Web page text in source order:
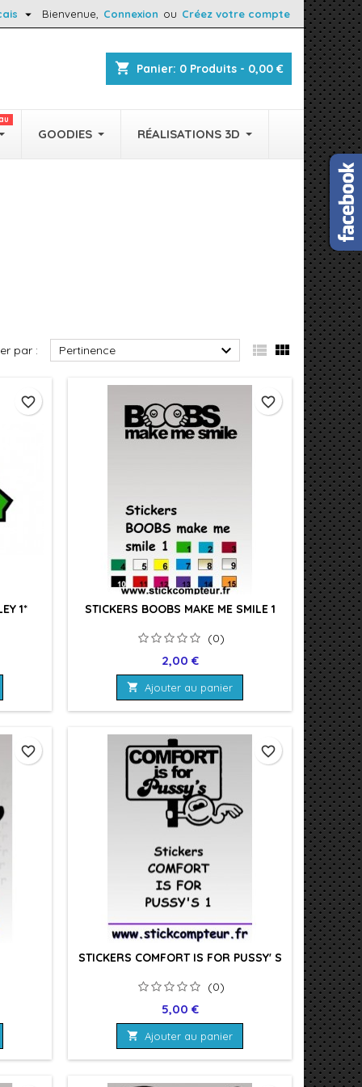
Bienvenue, Connexion ou Créez votre compte

shopping_cart Panier: 0 Produits - 0,00 €
GOODIES RÉALISATIONS 3D
par : Pertinence   
1*
favorite_border
STICKERS BOOBS MAKE ME SMILE 1
(0)
Prix
2,00 €
 Ajouter au panier
favorite_border
favorite_border
STICKERS COMFORT IS FOR PUSSY' S
(0)
Prix
5,00 €
 Ajouter au panier
favorite_border